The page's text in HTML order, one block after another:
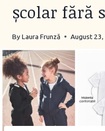
școlar fără
ByLaura Frunză August